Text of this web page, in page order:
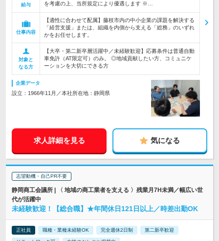
給与
を考慮の上、当所規定により優遇します ※…
仕事内容
【適性に合わせて配属】藤枝市内の中小企業の課題を解決する
「経営支援」または、組織を内側から支える「総務」のいずれ
かをお任せします。
対象と
なる方
【大卒・第二新卒層活躍中／未経験歓迎】応募条件は普通自動
車免許（AT限定可）のみ。 ◎地域貢献したい方、コミュニケ
ーションを大切にできる方
企業データ
設立：1966年11月／本社所在地：静岡県
求人詳細を見る 気になる
志望動機・自己PR不要
静岡商工会議所 | 〈 地域の商工業者を支える 〉残業月7H未満／幅広い世
代が活躍中
未経験歓迎！【総合職】★年間休日121日以上／時差出勤OK
正社員 職種・業種未経験OK 完全週休2日制 第二新卒歓迎